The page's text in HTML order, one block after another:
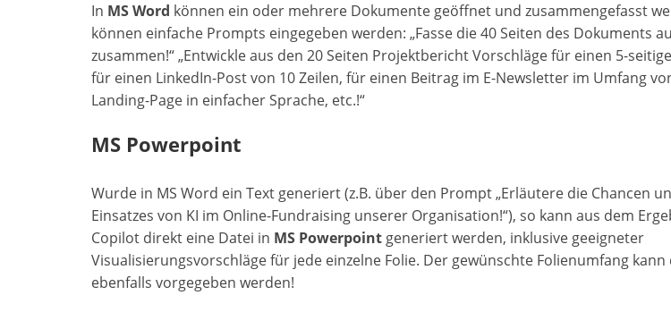
e
i
n
i
f
t
u
In MS Word können ein oder mehrere Dokumente geöffnet und zusammengefasst
können einfache Prompts eingegeben werden: „Fasse die 40 Seiten des Dokuments
zusammen!“ „Entwickle aus den 20 Seiten Projektbericht Vorschläge für einen 5-
für einen LinkedIn-Post von 10 Zeilen, für einen Beitrag im E-Newsletter im Umfang
Landing-Page in einfacher Sprache, etc.!“
MS Powerpoint
Wurde in MS Word ein Text generiert (z.B. über den Prompt „Erläutere die Chancen
Einsatzes von KI im Online-Fundraising unserer Organisation!“), so kann aus dem
Copilot direkt eine Datei in MS Powerpointgeneriert werden, inklusive geeigneter
Visualisierungsvorschläge für jede einzelne Folie. Der gewünschte Folienumfang
ebenfalls vorgegeben werden!